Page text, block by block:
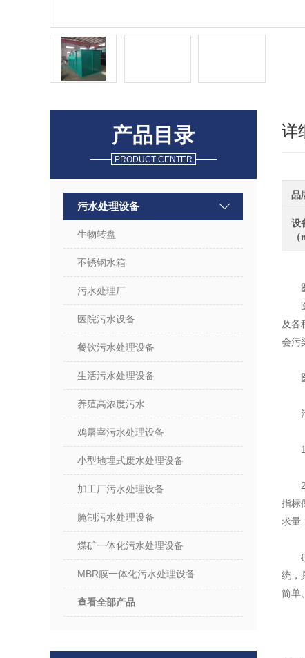
产品目录
PRODUCT CENTER
污水处理设备
生物转盘
不锈钢水箱
污水处理厂
医院污水设备
餐饮污水处理设备
生活污水处理设备
养殖高浓度污水
鸡屠宰污水处理设备
小型地埋式废水处理设备
加工厂污水处理设备
腌制污水处理设备
煤矿一体化污水处理设备
MBR膜一体化污水处理设备
查看全部产品
详
品
设
（
及各
会污
指标
求量
统，
简单